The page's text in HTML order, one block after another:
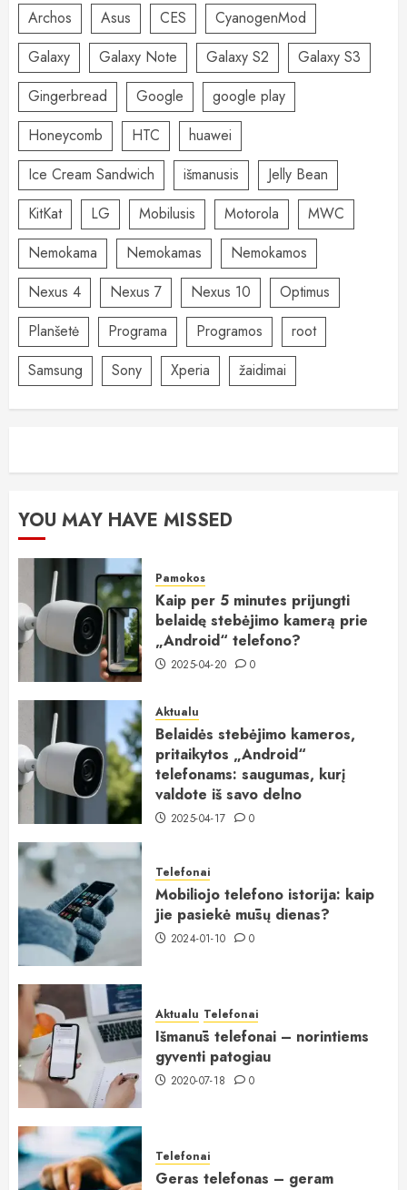
Archos
Asus CES
CyanogenMod
Galaxy
Galaxy Note Galaxy S2
Galaxy S3
Gingerbread
Google
google play
Honeycomb
HTC
huawei
Ice Cream Sandwich
išmanusis
Jelly Bean
KitKat
LG Mobilusis Motorola
MWC
Nemokama
Nemokamas
Nemokamos
Nexus 4
Nexus 7 Nexus 10
Optimus
Planšetė
Programa Programos
root
Samsung
Sony Xperia žaidimai
YOU MAY HAVE MISSED
Pamokos
Kaip per 5 minutes prijungti
belaidę stebėjimo kamerą prie
„Android“ telefono?
2025-04-20 0
Aktualu
Belaidės stebėjimo kameros,
pritaikytos „Android“
telefonams: saugumas, kurį
valdote iš savo delno
2025-04-17 0
Telefonai
Mobiliojo telefono istorija: kaip
jie pasiekė mūsų dienas?
2024-01-10 0
Aktualu Telefonai
Išmanūs telefonai – norintiems
gyventi patogiau
2020-07-18 0
Telefonai
Geras telefonas – geram